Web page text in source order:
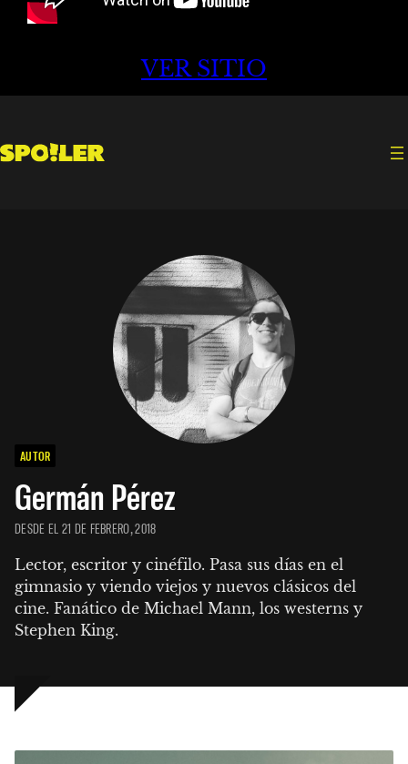
VER SITIO
AUTOR
Germán Pérez
DESDE EL 21 DE FEBRERO, 2018
Lector, escritor y cinéfilo. Pasa sus días en el
gimnasio y viendo viejos y nuevos clásicos del
cine. Fanático de Michael Mann, los westerns y
Stephen King.